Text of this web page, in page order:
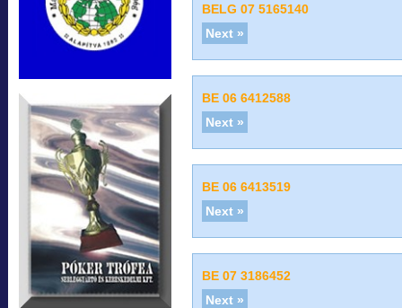
BELG 07 5165140
Next »
BE 06 6412588
Next »
BE 06 6413519
Next »
BE 07 3186452
Next »